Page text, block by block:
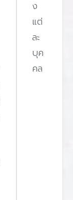
ง
แต่
ละ
บุค
คล